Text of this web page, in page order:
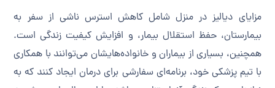
مزایای دیالیز در منزل شامل کاهش استرس ناشی از سفر به
بیمارستان، حفظ استقلال بیمار، و افزایش کیفیت زندگی است.
همچنین، بسیاری از بیماران و خانواده‌هایشان می‌توانند با همکاری
با تیم پزشکی خود، برنامه‌ای سفارشی برای درمان ایجاد کنند که به